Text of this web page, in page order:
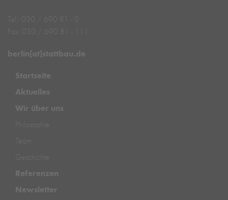
Tel.: 030 / 690 81 - 0
Fax: 030 / 690 81 - 111
berlin[at]stattbau.de
Startseite
Aktuelles
Wir über uns
Philosophie
Team
Geschichte
Referenzen
Newsletter